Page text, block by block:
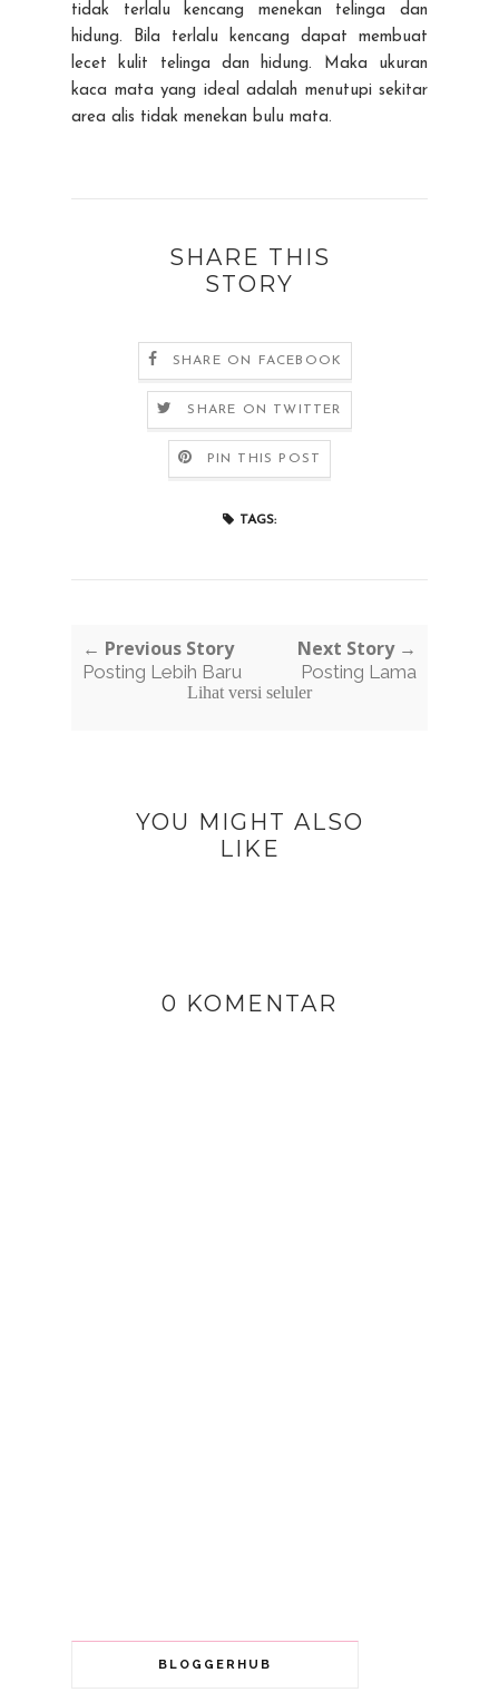
tidak terlalu kencang menekan telinga dan
hidung. Bila terlalu kencang dapat membuat
lecet kulit telinga dan hidung. Maka ukuran
kaca mata yang ideal adalah menutupi sekitar
area alis tidak menekan bulu mata.
SHARE THIS
STORY
SHARE ON FACEBOOK
SHARE ON TWITTER
PIN THIS POST
TAGS:
← Previous Story
Posting Lebih Baru
Next Story →
Posting Lama
Lihat versi seluler
YOU MIGHT ALSO
LIKE
0 KOMENTAR
BLOGGERHUB